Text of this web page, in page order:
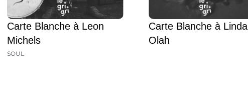
Carte Blanche à Leon
Michels
SOUL
Carte Blanche à Linda
Olah